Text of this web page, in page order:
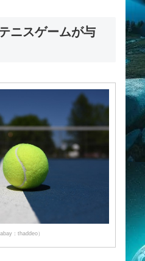
ニスゲームが与
：thaddeo）